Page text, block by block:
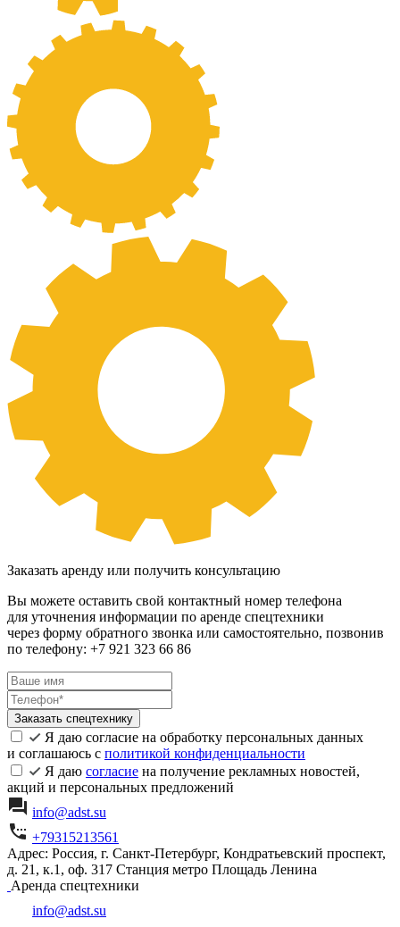
Заказать аренду или получить консультацию
Вы можете оставить свой контактный номер телефона
для уточнения информации по аренде спецтехники
через форму обратного звонка или самостоятельно, позвонив
по телефону: +7 921 323 66 86
Заказать спецтехнику
Я даю согласие на обработку персональных данных
и соглашаюсь с политикой конфиденциальности
Я даю согласие на получение рекламных новостей,
акций и персональных предложений
info@adst.su
+79315213561
Адрес: Россия, г. Санкт-Петербург, Кондратьевский проспект,
д. 21, к.1, оф. 317 Станция метро Площадь Ленина
Аренда спецтехники
info@adst.su